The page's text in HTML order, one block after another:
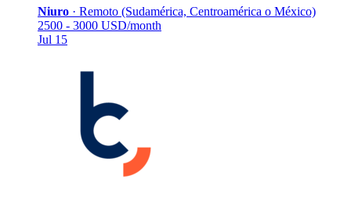
Niuro · Remoto (Sudamérica, Centroamérica o México)
2500 - 3000 USD/month
Jul 15